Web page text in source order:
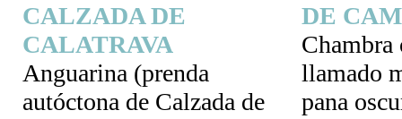
CALZADA DE
CALATRAVA
Anguarina (prenda
autóctona de Calzada de
DE
Chambra
llamado
pana